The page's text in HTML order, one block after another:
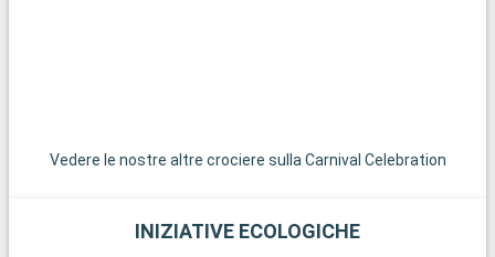
Vedere le nostre altre crociere sulla Carnival Celebration
INIZIATIVE ECOLOGICHE